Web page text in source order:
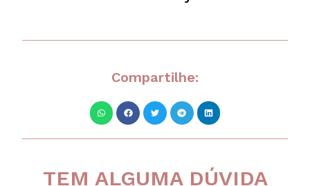
Compartilhe:
TEM ALGUMA DÚVIDA